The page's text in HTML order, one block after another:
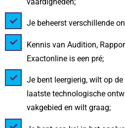
Je beheerst verschillende
Kennis van Audition,
Exactonline is een pré;
Je bent leergierig, wilt op
laatste technologische
vakgebied en wilt graag;